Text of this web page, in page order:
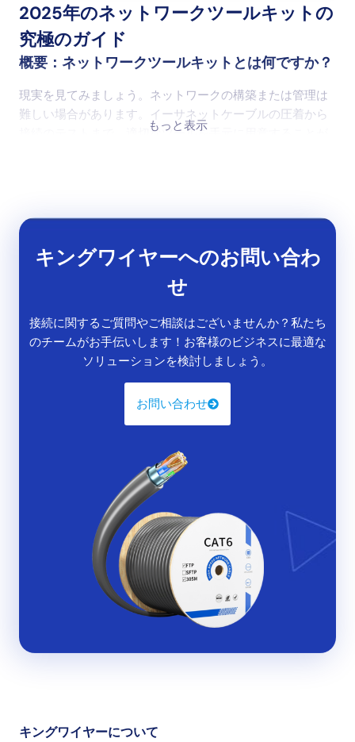
2025年のネットワークツールキットの
究極のガイド
概要：ネットワークツールキットとは何ですか？
現実を見てみましょう。ネットワークの構築または管理は
難しい場合があります。イーサネットケーブルの圧着から
接続のテストまで、適切なツールを手元に用意することが
ィング、またはプロのインストーラーとして働く場合で
も、ネットワークツールキットを使用すると、ジョブを効
率的に完了するために必要なツールが装備されます。
ネットワーク・ツールキット
に、ネットワークのインストール、メンテナンス、および
トラブルシューティングに関連するさまざまなタスクを支
援するように設計されたツールとデバイスのコレクション
ケーブルクリンパー：イーサネットケーブルにコネクタ
を取り付けるため。
：パッチパネルまたはウォールプレ
ートでワイヤを終端するため。
ワイヤーストリッパー
ケーブルから絶縁体を取り除くため。
ケーブルトレーサー：バンドル内の特定のケーブルを識
別して特定するため。
ドライバー、ジップタイ、ラベルなどの追加アイテム。
DIY愛好家であろうとITプロフェッショナルであろうと、ネ
ットワークツールキットは、ネットワークが高速で信頼性
が高く、適切に整理されていることを保証するための最高
を選択するのに役立ちます。
もっと表示
キングワイヤーへのお問い合わ
せ
接続に関するご質問やご相談はございませんか？私たち
のチームがお手伝いします！お客様のビジネスに最適な
ソリューションを検討しましょう。
お問い合わせ
キングワイヤーについて